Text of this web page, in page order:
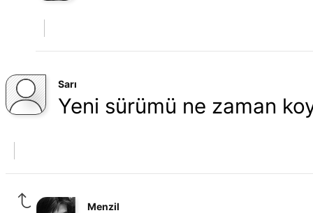
Sarı
Yeni sürümü ne zaman
Menzil